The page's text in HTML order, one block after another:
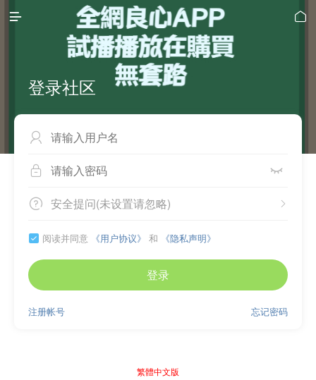
 
登录社区

 
 
安全提问(未设置请忽略)
 阅读并同意 《用户协议》 和 《隐私声明》
登录
忘记密码
注册帐号
繁體中文版